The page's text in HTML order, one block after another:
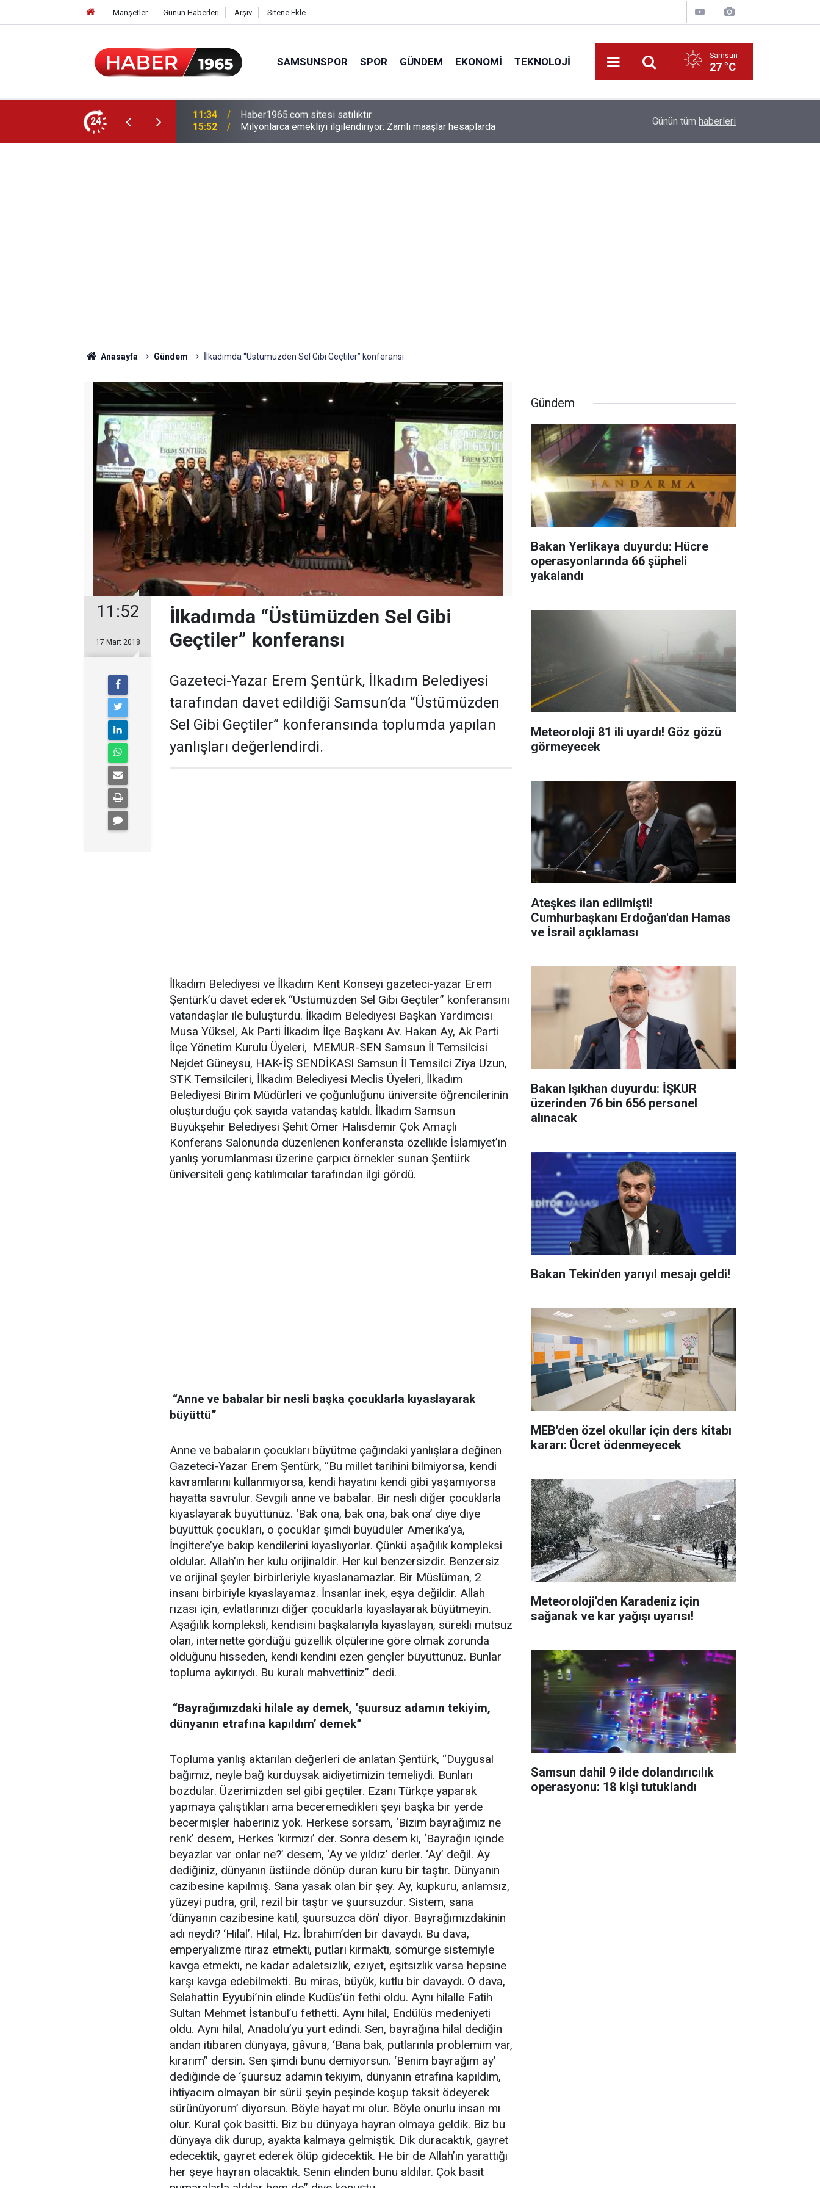
Manşetler Günün Haberleri Arşiv Sitene Ekle
SAMSUNSPOR SPOR GÜNDEM EKONOMI TEKNOLOJI Samsun
27 °C
24 15:52 Milyonlarca emekliyi ilgilendiriyor: Zamlı maaşlar hesaplarda Fahiş fiyatlar nedeniyle işletmelere 101 milyon
Günün tüm haberleri
Anasayfa Gündem İlkadımda “Üstümüzden Sel Gibi Geçtiler” konferansı
11:52
17 Mart 2018
İlkadımda “Üstümüzden Sel Gibi
Geçtiler” konferansı
Gazeteci-Yazar Erem Şentürk, İlkadım Belediyesi
tarafından davet edildiği Samsun’da “Üstümüzden
Sel Gibi Geçtiler” konferansında toplumda yapılan
yanlışları değerlendirdi.
İlkadım Belediyesi ve İlkadım Kent Konseyi gazeteci-yazar Erem
Şentürk’ü davet ederek “Üstümüzden Sel Gibi Geçtiler” konferansını
vatandaşlar ile buluşturdu. İlkadım Belediyesi Başkan Yardımcısı
Musa Yüksel, Ak Parti İlkadım İlçe Başkanı Av. Hakan Ay, Ak Parti
İlçe Yönetim Kurulu Üyeleri, MEMUR-SEN Samsun İl Temsilcisi
Nejdet Güneysu, HAK-İŞ SENDİKASI Samsun İl Temsilci Ziya Uzun,
STK Temsilcileri, İlkadım Belediyesi Meclis Üyeleri, İlkadım
Belediyesi Birim Müdürleri ve çoğunluğunu üniversite öğrencilerinin
oluşturduğu çok sayıda vatandaş katıldı. İlkadım Samsun
Büyükşehir Belediyesi Şehit Ömer Halisdemir Çok Amaçlı
Konferans Salonunda düzenlenen konferansta özellikle İslamiyet’in
yanlış yorumlanması üzerine çarpıcı örnekler sunan Şentürk
üniversiteli genç katılımcılar tarafından ilgi gördü.
“Anne ve babalar bir nesli başka çocuklarla kıyaslayarak
büyüttü”
Anne ve babaların çocukları büyütme çağındaki yanlışlara değinen
Gazeteci-Yazar Erem Şentürk, “Bu millet tarihini bilmiyorsa, kendi
kavramlarını kullanmıyorsa, kendi hayatını kendi gibi yaşamıyorsa
hayatta savrulur. Sevgili anne ve babalar. Bir nesli diğer çocuklarla
kıyaslayarak büyüttünüz. ‘Bak ona, bak ona, bak ona’ diye diye
büyüttük çocukları, o çocuklar şimdi büyüdüler Amerika’ya,
İngiltere’ye bakıp kendilerini kıyaslıyorlar. Çünkü aşağılık kompleksi
oldular. Allah’ın her kulu orijinaldir. Her kul benzersizdir. Benzersiz
ve orijinal şeyler birbirleriyle kıyaslanamazlar. Bir Müslüman, 2
insanı birbiriyle kıyaslayamaz. İnsanlar inek, eşya değildir. Allah
rızası için, evlatlarınızı diğer çocuklarla kıyaslayarak büyütmeyin.
Aşağılık kompleksli, kendisini başkalarıyla kıyaslayan, sürekli mutsuz
olan, internette gördüğü güzellik ölçülerine göre olmak zorunda
olduğunu hisseden, kendi kendini ezen gençler büyüttünüz. Bunlar
topluma aykırıydı. Bu kuralı mahvettiniz” dedi.
“Bayrağımızdaki hilale ay demek, ‘şuursuz adamın tekiyim,
dünyanın etrafına kapıldım’ demek”
Topluma yanlış aktarılan değerleri de anlatan Şentürk, “Duygusal
bağımız, neyle bağ kurduysak aidiyetimizin temeliydi. Bunları
bozdular. Üzerimizden sel gibi geçtiler. Ezanı Türkçe yaparak
yapmaya çalıştıkları ama beceremedikleri şeyi başka bir yerde
becermişler haberiniz yok. Herkese sorsam, ‘Bizim bayrağımız ne
renk’ desem, Herkes ‘kırmızı’ der. Sonra desem ki, ‘Bayrağın içinde
beyazlar var onlar ne?’ desem, ‘Ay ve yıldız’ derler. ‘Ay’ değil. Ay
dediğiniz, dünyanın üstünde dönüp duran kuru bir taştır. Dünyanın
cazibesine kapılmış. Sana yasak olan bir şey. Ay, kupkuru, anlamsız,
yüzeyi pudra, gril, rezil bir taştır ve şuursuzdur. Sistem, sana
‘dünyanın cazibesine katıl, şuursuzca dön’ diyor. Bayrağımızdakinin
adı neydi? ‘Hilal’. Hilal, Hz. İbrahim’den bir davaydı. Bu dava,
emperyalizme itiraz etmekti, putları kırmaktı, sömürge sistemiyle
kavga etmekti, ne kadar adaletsizlik, eziyet, eşitsizlik varsa hepsine
karşı kavga edebilmekti. Bu miras, büyük, kutlu bir davaydı. O dava,
Selahattin Eyyubi’nin elinde Kudüs’ün fethi oldu. Aynı hilalle Fatih
Sultan Mehmet İstanbul’u fethetti. Aynı hilal, Endülüs medeniyeti
oldu. Aynı hilal, Anadolu’yu yurt edindi. Sen, bayrağına hilal dediğin
andan itibaren dünyaya, gâvura, ‘Bana bak, putlarınla problemim var,
kırarım” dersin. Sen şimdi bunu demiyorsun. ‘Benim bayrağım ay’
dediğinde de ‘şuursuz adamın tekiyim, dünyanın etrafına kapıldım,
ihtiyacım olmayan bir sürü şeyin peşinde koşup taksit ödeyerek
sürünüyorum’ diyorsun. Böyle hayat mı olur. Böyle onurlu insan mı
olur. Kural çok basitti. Biz bu dünyaya hayran olmaya geldik. Biz bu
dünyaya dik durup, ayakta kalmaya gelmiştik. Dik duracaktık, gayret
edecektik, gayret ederek ölüp gidecektik. He bir de Allah’ın yarattığı
her şeye hayran olacaktık. Senin elinden bunu aldılar. Çok basit
Gündem
Bakan Yerlikaya duyurdu: Hücre
operasyonlarında 66 şüpheli
yakalandı
Meteoroloji 81 ili uyardı! Göz gözü
görmeyecek
Ateşkes ilan edilmişti!
Cumhurbaşkanı Erdoğan'dan Hamas
ve İsrail açıklaması
Bakan Işıkhan duyurdu: İŞKUR
üzerinden 76 bin 656 personel
alınacak
Bakan Tekin'den yarıyıl mesajı geldi!
MEB'den özel okullar için ders kitabı
kararı: Ücret ödenmeyecek
Meteoroloji'den Karadeniz için
sağanak ve kar yağışı uyarısı!
Samsun dahil 9 ilde dolandırıcılık
operasyonu: 18 kişi tutuklandı